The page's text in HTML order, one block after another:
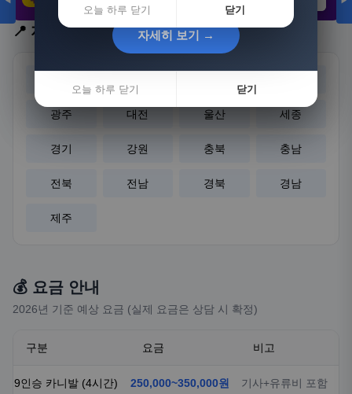
3,308원
📍 지역 선택
광주 대전 울산 세종
경기 강원 충북 충남
전북 전남 경북 경남
제주
💰 요금 안내
2026년 기준 예상 요금 (실제 요금은 상담 시 확정)
구분 요금 비고
9인승 카니발 (4시간) 250,000~350,000원 기사+유류비 포함
오늘 하루 닫기 닫기
자세히 보기 →
오늘 하루 닫기 닫기
자세히 보기 →
오늘 하루 닫기 닫기